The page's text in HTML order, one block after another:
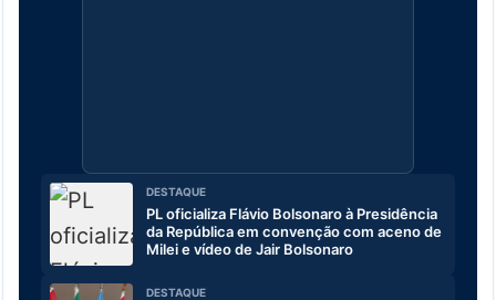
DESTAQUE
PL oficializa Flávio Bolsonaro à Presidência
da República em convenção com aceno de
Milei e vídeo de Jair Bolsonaro
DESTAQUE